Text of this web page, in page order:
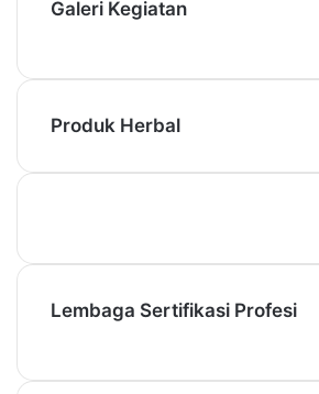
Galeri Kegiatan
Produk Herbal
Lembaga Sertifikasi Profesi